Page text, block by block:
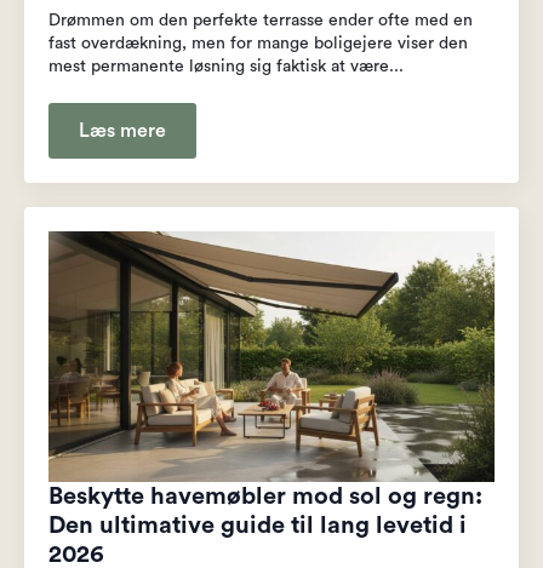
Drømmen om den perfekte terrasse ender ofte med en
fast overdækning, men for mange boligejere viser den
mest permanente løsning sig faktisk at være...
Læs mere
Beskytte havemøbler mod sol og regn:
Den ultimative guide til lang levetid i
2026